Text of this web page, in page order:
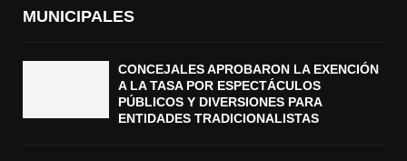
MUNICIPALES
CONCEJALES APROBARON LA EXENCIÓN
A LA TASA POR ESPECTÁCULOS
PÚBLICOS Y DIVERSIONES PARA
ENTIDADES TRADICIONALISTAS